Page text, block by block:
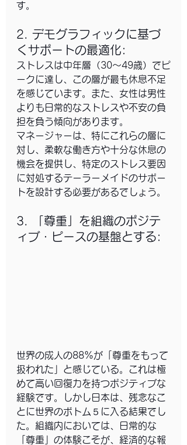
す。
2. デモグラフィックに基づ
くサポートの最適化:
ストレスは中年層（30～49歳）でピ
ークに達し、この層が最も休息不足
を感じています。また、女性は男性
よりも日常的なストレスや不安の負
担を負う傾向があります。
マネージャーは、特にこれらの層に
対し、柔軟な働き方や十分な休息の
機会を提供し、特定のストレス要因
に対処するテーラーメイドのサポー
トを設計する必要があるでしょう。
3. 「尊重」を組織のポジテ
ィブ・ピースの基盤とする:
世界の成人の88%が「尊重をもって
扱われた」と感じている。これは極
めて高い回復力を持つポジティブな
経験です。しかし日本は、残念なこ
とに世界のボトム５に入る結果でし
た。組織内においては、日常的な
「尊重」の体験こそが、経済的な報